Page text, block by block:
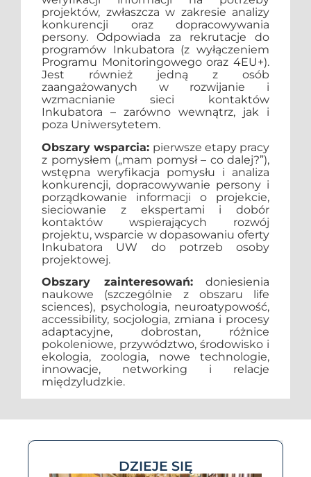
projektów, zwłaszcza w zakresie analizy
konkurencji oraz dopracowywania
persony. Odpowiada za rekrutacje do
programów Inkubatora (z wyłączeniem
Programu Monitoringowego oraz 4EU+).
Jest również jedną z osób
zaangażowanych w rozwijanie i
wzmacnianie sieci kontaktów
Inkubatora – zarówno wewnątrz, jak i
poza Uniwersytetem.
Obszary wsparcia: pierwsze etapy pracy
z pomysłem („mam pomysł – co dalej?”),
wstępna weryfikacja pomysłu i analiza
konkurencji, dopracowywanie persony i
porządkowanie informacji o projekcie,
sieciowanie z ekspertami i dobór
kontaktów wspierających rozwój
projektu, wsparcie w dopasowaniu oferty
Inkubatora UW do potrzeb osoby
projektowej.
Obszary zainteresowań:doniesienia
naukowe (szczególnie z obszaru life
sciences), psychologia, neuroatypowość,
accessibility, socjologia, zmiana i procesy
adaptacyjne, dobrostan, różnice
pokoleniowe, przywództwo, środowisko i
ekologia, zoologia, nowe technologie,
innowacje, networking i relacje
międzyludzkie.
DZIEJE SIĘ